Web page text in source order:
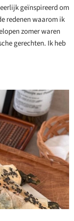
geïnspireerd om
redenen waarom ik
zomer waren
gerechten. Ik heb